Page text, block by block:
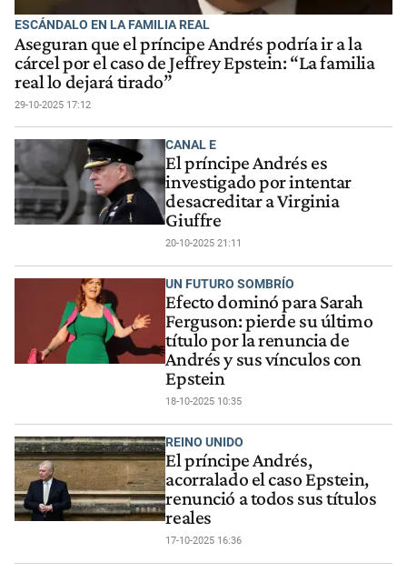
ESCÁNDALO EN LA FAMILIA REAL
Aseguran que el príncipe Andrés podría ir a la
cárcel por el caso de Jeffrey Epstein: “La familia
real lo dejará tirado”
29-10-2025 17:12
CANAL E
El príncipe Andrés es
investigado por intentar
desacreditar a Virginia
Giuffre
20-10-2025 21:11
UN FUTURO SOMBRÍO
Efecto dominó para Sarah
Ferguson: pierde su último
título por la renuncia de
Andrés y sus vínculos con
Epstein
18-10-2025 10:35
REINO UNIDO
El príncipe Andrés,
acorralado el caso Epstein,
renunció a todos sus títulos
reales
17-10-2025 16:36